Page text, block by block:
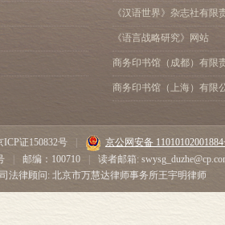
一、写作题目及要求
二、“问题文”及评语（题
三、“范文”及评语（题
布茹玛汗•毛勒朵》）
教学建议
一、构建“多维视角”对
2022年安徽中考新闻拟题
文献推荐
一、《毛泽东新闻思想研
《汉语世界》杂志社有限
《语言战略研究》网站
商务印书馆（成都）有限
商务印书馆（上海）有限
ICP证150832号
京公网安备
邮编：100710
读者邮箱:
法律顾问: 北京市万慧达律师事务所王宇明律师